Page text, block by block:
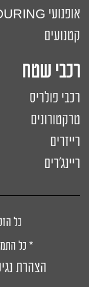
אופנועי TOURING
קטנועים
רכבי
רכבי פולריס
טרקטורונים
רייזרים
ריינג'רים
כל
* כל
הצהרת